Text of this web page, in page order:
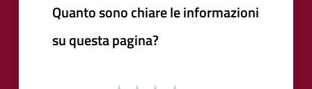
Quanto sono chiare le informazioni
su questa pagina?